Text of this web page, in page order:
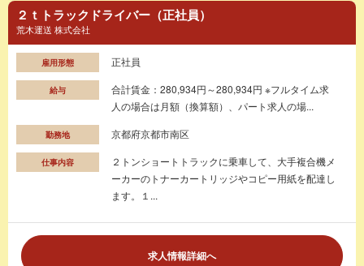
２ｔトラックドライバー（正社員）
荒木運送 株式会社
雇用形態 正社員
給与
合計賃金：280,934円～280,934円 ※フルタイム求
人の場合は月額（換算額）、パート求人の場...
勤務地 京都府京都市南区
仕事内容
２トンショートトラックに乗車して、大手複合機メ
ーカーのトナーカートリッジやコピー用紙を配達し
ます。１...
求人情報詳細へ